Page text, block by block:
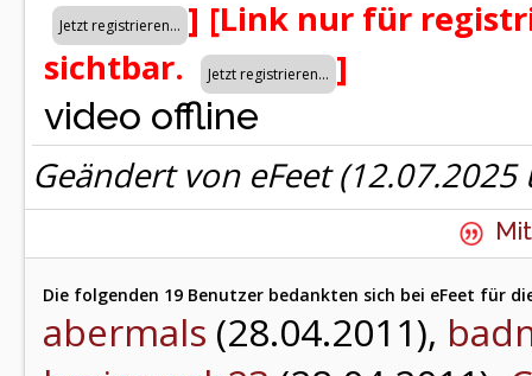
] [Link nur für
sichtbar.
]
video offline
Geändert von eFeet
Die folgenden 19 Benutzer bedankten sich bei eFeet für
abermals (28.04.2011),